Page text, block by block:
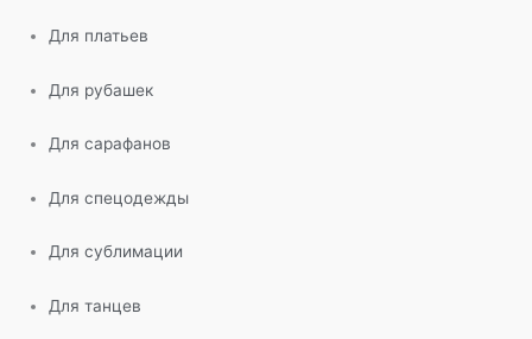
Для платьев
Для рубашек
Для сарафанов
Для спецодежды
Для сублимации
Для танцев